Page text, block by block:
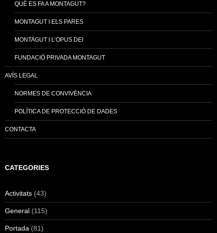
QUÈ ES FA A MONTAGUT?
MONTAGUT I ELS PARES
MONTAGUT I L’OPUS DEI
FUNDACIÓ PRIVADA MONTAGUT
AVÍS LEGAL
NORMES DE CONVIVÈNCIA
POLÍTICA DE PROTECCIÓ DE DADES
CONTACTA
CATEGORIES
Activitats (43)
General (115)
Portada (81)